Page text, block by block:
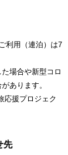
利用（連泊）は7
場合や新型コロ
あります。
応援プロジェク
先